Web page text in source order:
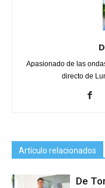
Apasionado de las
directo de
Artículo relacionados
De